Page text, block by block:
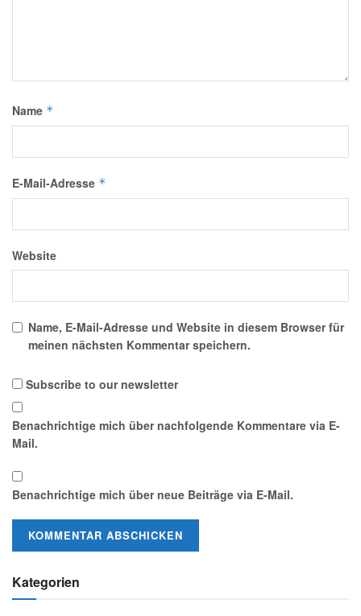
Name *
E-Mail-Adresse *
Website
Name, E-Mail-Adresse und Website in diesem Browser für
meinen nächsten Kommentar speichern.
Subscribe to our newsletter
Benachrichtige mich über nachfolgende Kommentare via E-
Mail.
Benachrichtige mich über neue Beiträge via E-Mail.
Kategorien